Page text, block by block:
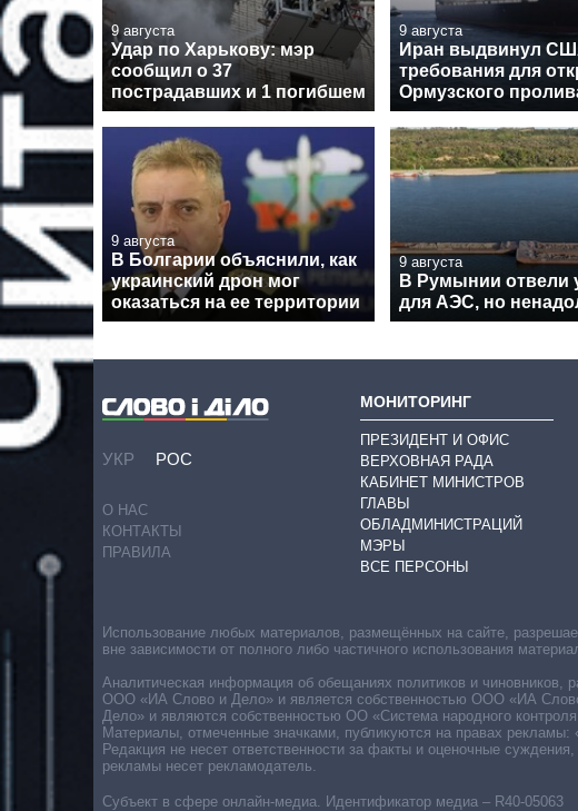
9 августа
Удар по Харькову: мэр
сообщил о 37
пострадавших и 1 погибшем
9 августа
Иран выдвинул
требования для
Ормузского
9 августа
В Болгарии объяснили, как
украинский дрон мог
оказаться на ее территории
9 августа
В Румынии отвели
для АЭС, но
УКР РОС
О НАС
КОНТАКТЫ
ПРАВИЛА
МОНИТОРИНГ
ПРЕЗИДЕНТ И ОФИС
ВЕРХОВНАЯ РАДА
КАБИНЕТ МИНИСТРОВ
ГЛАВЫ
ОБЛАДМИНИСТРАЦИЙ
МЭРЫ
ВСЕ ПЕРСОНЫ
Субъект в сфере онлайн-медиа. Идентификатор медиа – R40-05063
Использование любых материалов, размещённых на сайте,
вне зависимости от полного либо частичного использования
Аналитическая информация об обещаниях политиков и чиновников,
ООО «ИА Слово и Дело» и является собственностью ООО «ИА
Дело» и являются собственностью ОО «Система народного
Материалы, отмеченные значками, публикуются на правах
Редакция не несет ответственности за факты и оценочные
рекламы несет рекламодатель.